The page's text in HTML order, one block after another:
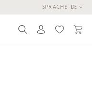
SPRACHE DE
Du hast 0